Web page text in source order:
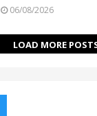
06/08/2026
LOAD MORE